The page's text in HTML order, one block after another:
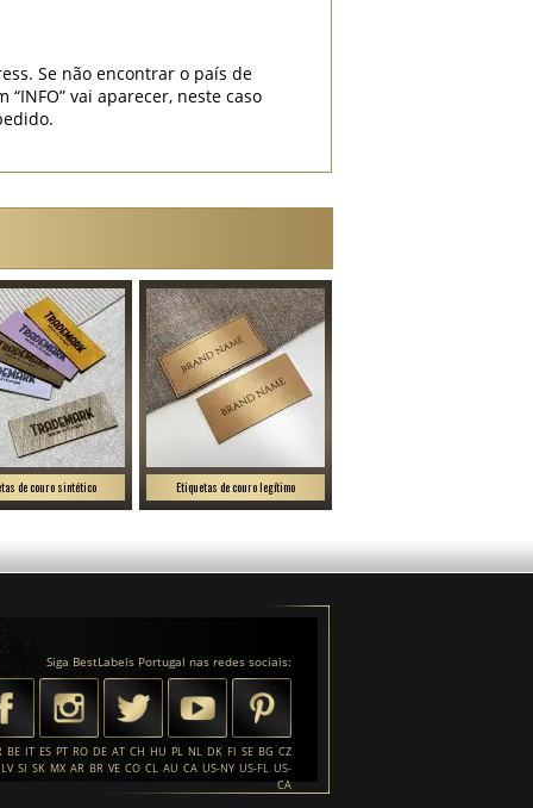
Se não encontrar o país de
“INFO” vai aparecer, neste caso
de couro sintético Etiquetas de couro legítimo
Siga BestLabels Portugal nas redes sociais:
BE IT ES PT RO DE AT CH HU PL NL DK FI SE BG CZ
LV SI SK MX AR BR VE CO CL AU CA US-NY US-FL US-
CA